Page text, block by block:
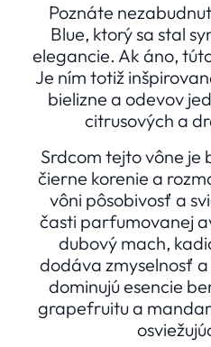
Poznáte
Blue, ktorý sa stal
elegancie. Ak áno,
Je ním totiž
bielizne a odevov
citrusových a
Srdcom tejto vône je
čierne korenie a
vôni pôsobivosť a
časti parfumovanej
dubový mach,
dodáva zmyselnosť
dominujú esencie
grapefruitu a